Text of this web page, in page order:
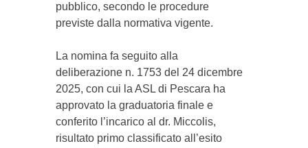
pubblico, secondo le procedure
previste dalla normativa vigente.
La nomina fa seguito alla
deliberazione n. 1753 del 24 dicembre
2025, con cui la ASL di Pescara ha
approvato la graduatoria finale e
conferito l’incarico al dr. Miccolis,
risultato primo classificato all’esito